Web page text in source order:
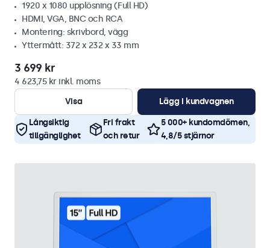
1920 x 1080 upplösning (Full HD)
HDMI, VGA, BNC och RCA
Montering: skrivbord, vägg
Yttermått: 372 x 232 x 33 mm
3 699 kr
4 623,75 kr inkl. moms
Visa
Lägg i kundvagnen
Långsiktig
tillgänglighet
Fri frakt
och retur
5 000+ kundomdömen,
4,8/5 stjärnor